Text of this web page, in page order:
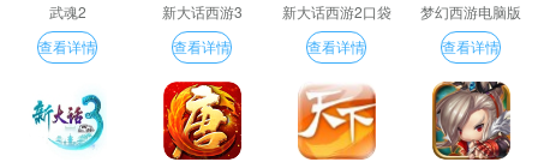
武魂2
查看详情
新大话西游3
查看详情
新大话西游2口袋
版
查看详情
梦幻西游电脑版
查看详情